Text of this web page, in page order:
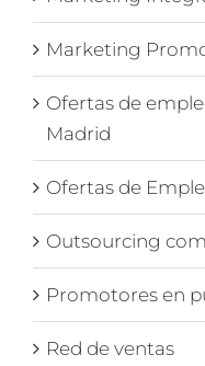
Marketing
Ofertas de
Madrid
Ofertas de
Outsourcing
Promotores en
Red de ventas